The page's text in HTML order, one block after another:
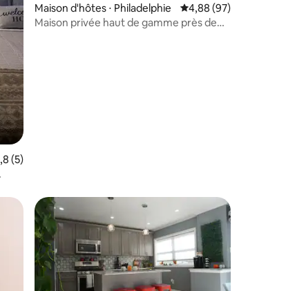
: 4,9 sur 5
moyenne sur la base de 5 commentaires : 4,8 sur 5
(5)
Maison d'hôtes ⋅ Philadelphie Évaluation moyenne
4,88 (97)
Maison privée haut de gamme près de